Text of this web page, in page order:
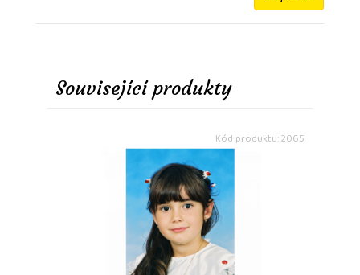
Související produkty
Kód produktu: 2065